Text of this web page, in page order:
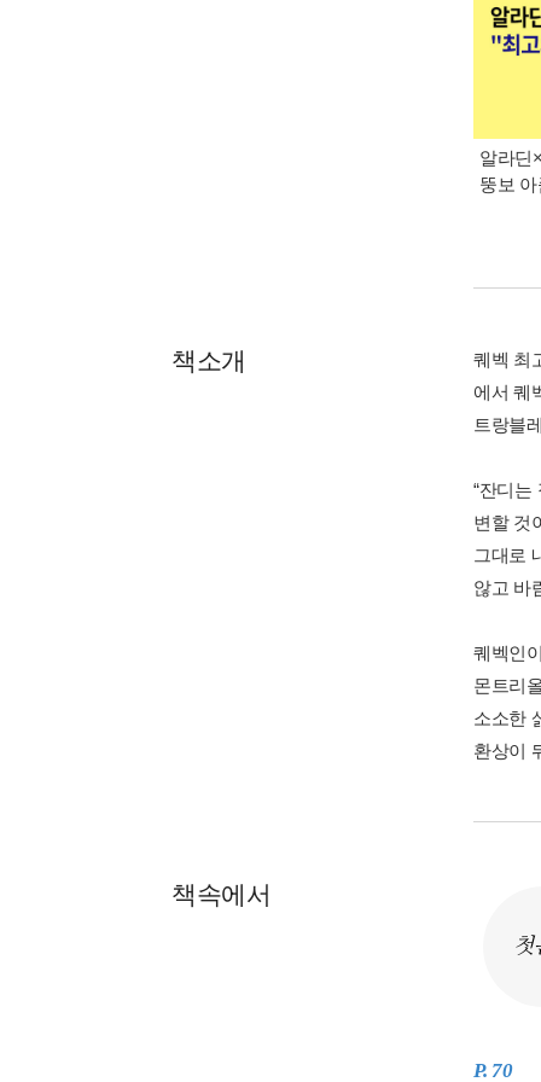
알라딘
뚱보
책소개
퀘벡 최
에서 퀘
트랑블
“잔디는
변할 것
그대로
않고 바
퀘벡인
몬트리
소소한
환상이
책속에서
첫
P. 70